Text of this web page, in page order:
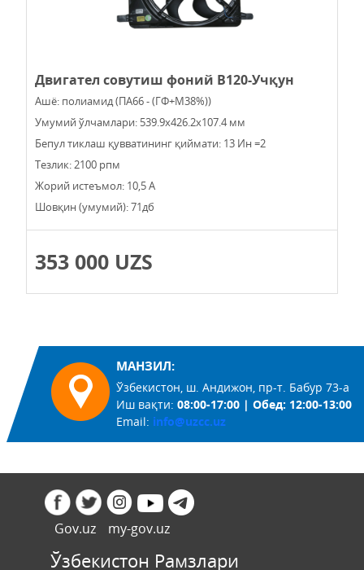
Двигател совутиш фоний В120-Учқун
Ашё: полиамид (ПА66 - (ГФ+М38%))
Умумий ўлчамлари: 539.9х426.2х107.4 мм
Бепул тиклаш қувватининг қиймати: 13 Ин =2
Тезлик: 2100 рпм
Жорий истеъмол: 10,5 А
Шовқин (умумий): 71дб
353 000 UZS
Gov.uz my-gov.uz
МАНЗИЛ:
Ўзбекистон, ш. Андижон, пр-т. Бабур 73-а
Иш вақти: 08:00-17:00 | Обед: 12:00-13:00
Email: info@uzcc.uz
Ўзбекистон Рамзлари